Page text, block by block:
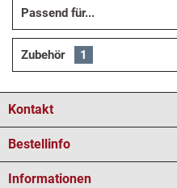
Passend für...
Zubehör 1
Kontakt
Bestellinfo
Informationen